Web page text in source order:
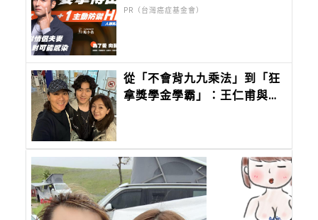
PR（台灣癌症基金會）
從「不會背九九乘法」到「狂
拿獎學金學霸」：王仁甫與季